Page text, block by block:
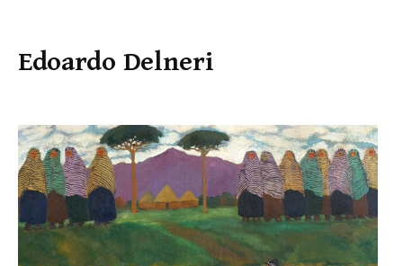
Edoardo Delneri